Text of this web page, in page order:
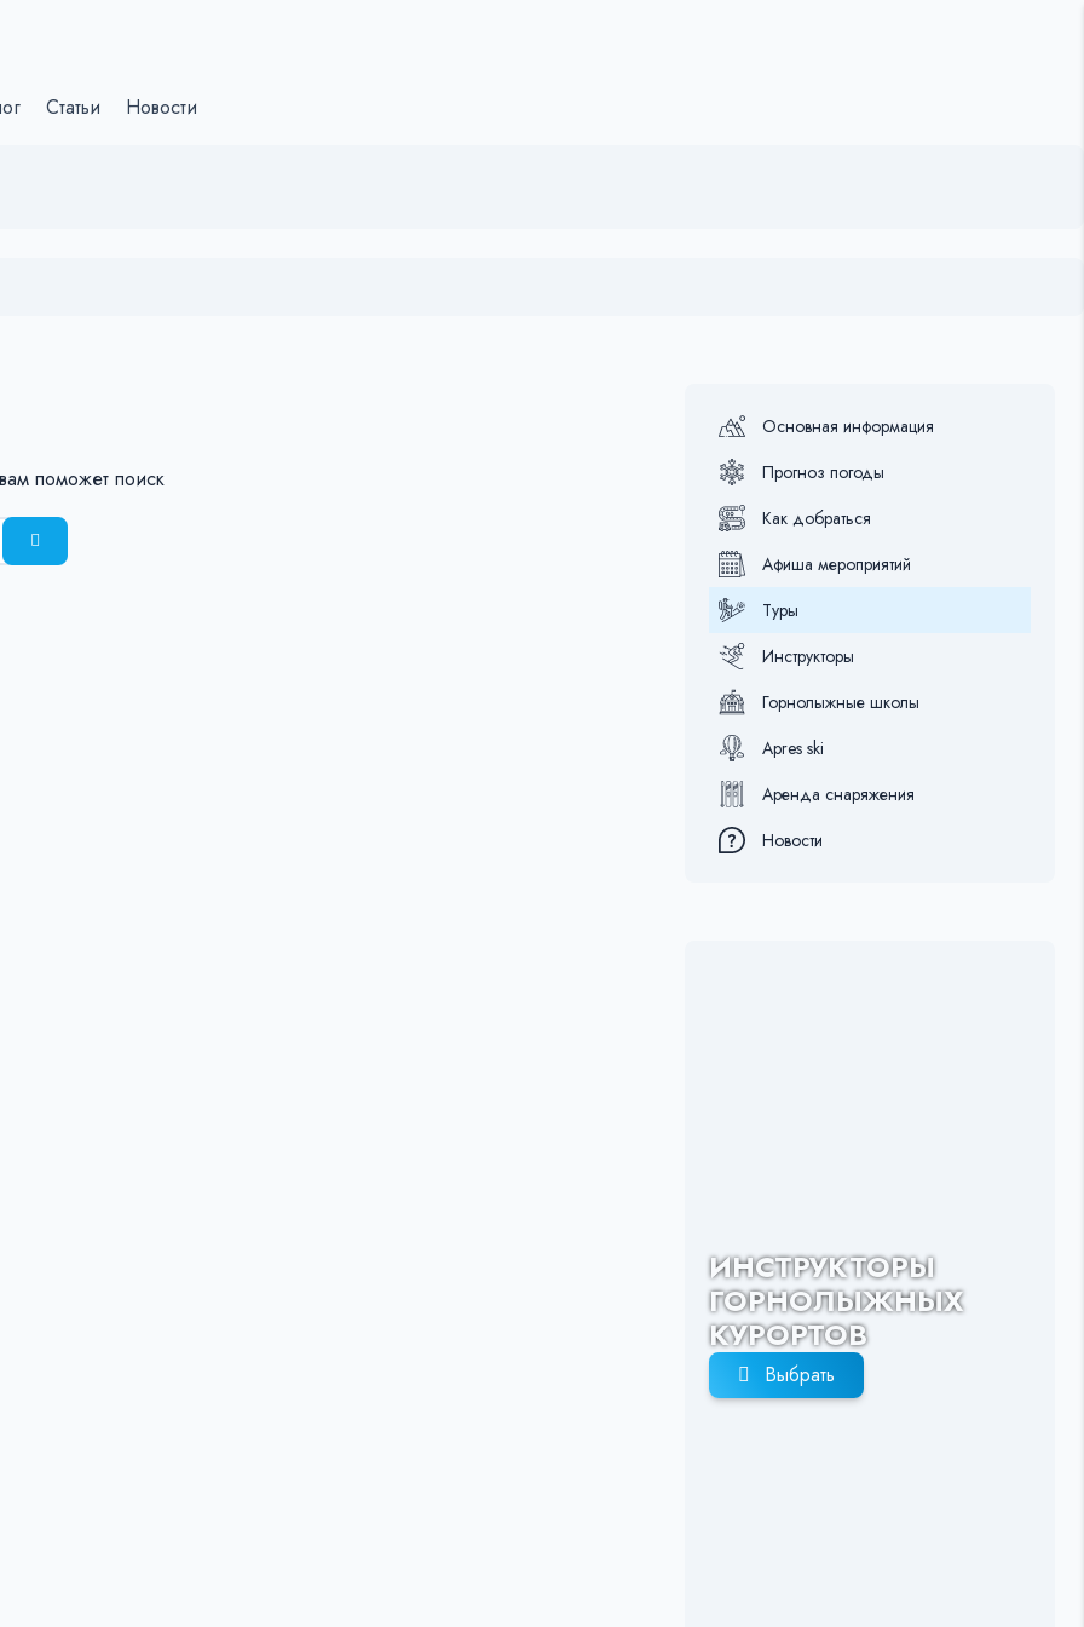
Статьи Новости
поможет поиск
Основная информация
Прогноз погоды
Как добраться
Афиша мероприятий
Туры
Инструкторы
Горнолыжные школы
Apres ski
Аренда снаряжения
Новости
ИНСТРУКТОРЫ
ГОРНОЛЫЖНЫХ
КУРОРТОВ
Выбрать